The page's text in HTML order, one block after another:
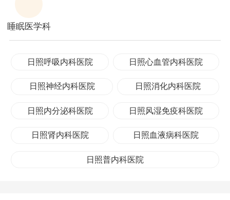
睡眠医学科
日照呼吸内科医院 日照心血管内科医院
日照神经内科医院 日照消化内科医院
日照内分泌科医院 日照风湿免疫科医院
日照肾内科医院 日照血液病科医院
日照普内科医院